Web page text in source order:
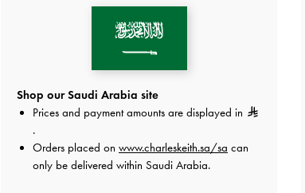
مكشوف بكعب كيتن
الجلد اللامع- أحمر
صندل من الجلد اللامع بكعب عالٍ ونعل
بلاتفورم سميك-أحمر
Shop our Saudi Arabia site
Prices and payment amounts are displayed in
.
Orders placed on www.charleskeith.sa/sa can
only be delivered within Saudi Arabia.